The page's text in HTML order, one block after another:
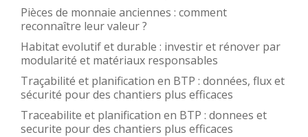
Pièces de monnaie anciennes : comment
reconnaître leur valeur ?
Habitat evolutif et durable : investir et rénover par
modularité et matériaux responsables
Traçabilité et planification en BTP : données, flux et
sécurité pour des chantiers plus efficaces
Traceabilite et planification en BTP : donnees et
securite pour des chantiers plus efficaces